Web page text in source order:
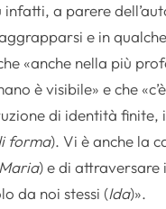
a parere
e in
«anche nella più
è visibile» e che
di identità finite,
forma). Vi è anche la
) e di attraversare
da noi stessi (Ida)».